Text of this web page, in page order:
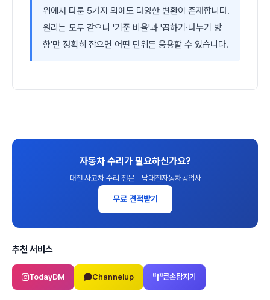
위에서 다룬 5가지 외에도 다양한 변환이 존재합니다.
원리는 모두 같으니 '기준 비율'과 '곱하기·나누기 방
향'만 정확히 잡으면 어떤 단위든 응용할 수 있습니다.
자동차 수리가 필요하신가요?
대전 사고차 수리 전문 - 남대전자동차공업사
무료 견적받기
추천 서비스
TodayDM Channelup 큰손탐지기